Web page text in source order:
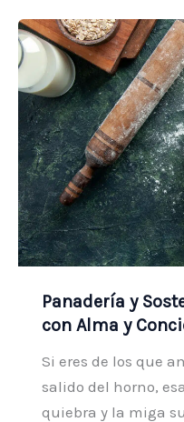
Panadería y
con Alma y
Si eres de los que
salido del horno,
quiebra y la miga